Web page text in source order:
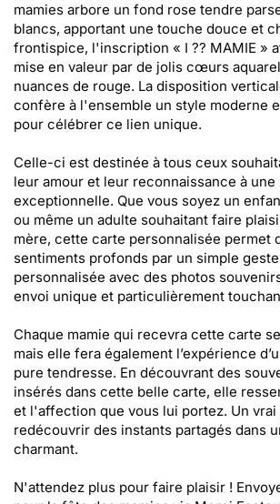
mamies arbore un fond rose tendre
blancs, apportant une touche douce et
frontispice, l'inscription « I ?? MAMIE »
mise en valeur par de jolis cœurs
nuances de rouge. La disposition
confère à l'ensemble un style moderne
pour célébrer ce lien unique.
Celle-ci est destinée à tous ceux
leur amour et leur reconnaissance à une
exceptionnelle. Que vous soyez un
ou même un adulte souhaitant faire
mère, cette carte personnalisée permet
sentiments profonds par un simple
personnalisée avec des photos
envoi unique et particulièrement
Chaque mamie qui recevra cette carte
mais elle fera également l’expérience
pure tendresse. En découvrant des
insérés dans cette belle carte, elle
et l'affection que vous lui portez. Un vrai
redécouvrir des instants partagés dans
charmant.
N'attendez plus pour faire plaisir !